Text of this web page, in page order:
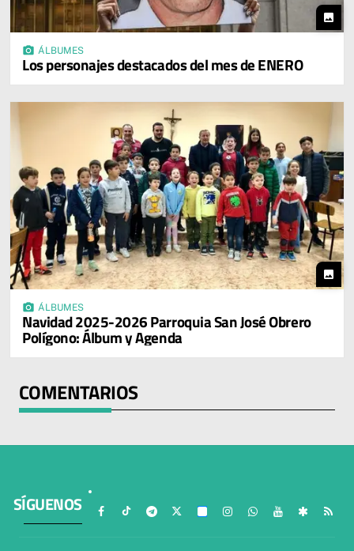
photo
photo_camera ÁLBUMES
Los personajes destacados del mes de ENERO
photo
photo_camera ÁLBUMES
Navidad 2025-2026 Parroquia San José Obrero
Polígono: Álbum y Agenda
COMENTARIOS
SÍGUENOS